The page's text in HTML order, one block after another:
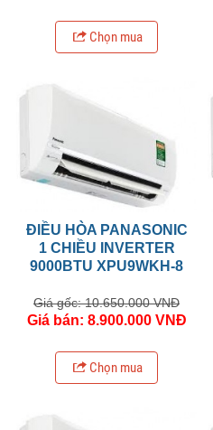
Chọn mua
ĐIỀU HÒA PANASONIC
1 CHIỀU INVERTER
9000BTU XPU9WKH-8
Giá gốc: 10.650.000 VNĐ
Giá bán: 8.900.000 VNĐ
Chọn mua